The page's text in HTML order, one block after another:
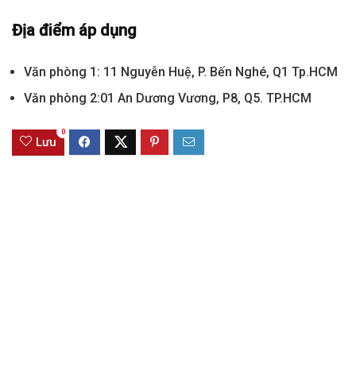
Địa điểm áp dụng
Văn phòng 1: 11 Nguyễn Huệ, P. Bến Nghé, Q1 Tp.HCM
Văn phòng 2:01 An Dương Vương, P8, Q5. TP.HCM
Lưu
0